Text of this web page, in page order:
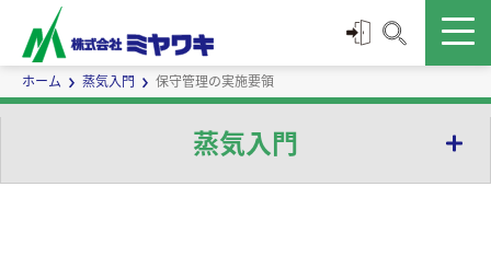
ホーム 蒸気入門 保守管理の実施要領
蒸気入門